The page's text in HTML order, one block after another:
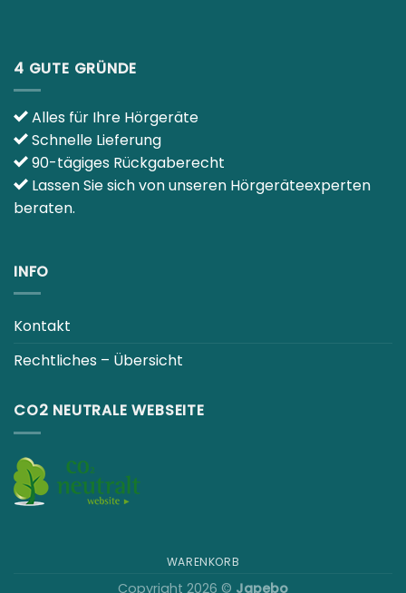
4 GUTE GRÜNDE
Alles für Ihre Hörgeräte
Schnelle Lieferung
90-tägiges Rückgaberecht
Lassen Sie sich von unseren Hörgeräteexperten
beraten.
INFO
Kontakt
Rechtliches – Übersicht
CO2 NEUTRALE WEBSEITE
WARENKORB
Copyright 2026 © Japebo